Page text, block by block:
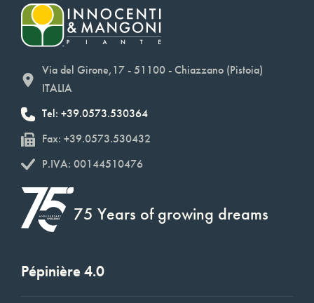
Via del Girone,17 - 51100 - Chiazzano (Pistoia)
ITALIA
Tel: +39.0573.530364
Fax: +39.0573.530432
P.IVA: 00144510476
75 Years of growing dreams
Pépinière 4.0